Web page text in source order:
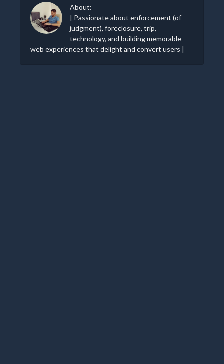
About:
| Passionate about enforcement (of
judgment), foreclosure, trip,
technology, and building memorable
web experiences that delight and convert users |